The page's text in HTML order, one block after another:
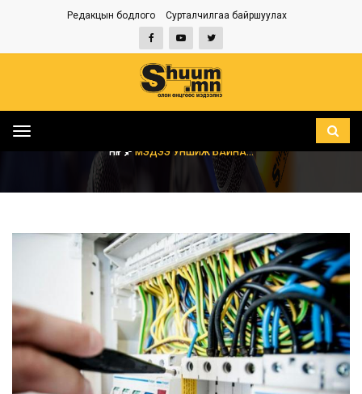
Редакцын бодлого Сурталчилгаа байршуулах
Toggle
НҮҮР МЭДЭЭ УНШИЖ БАЙНА...